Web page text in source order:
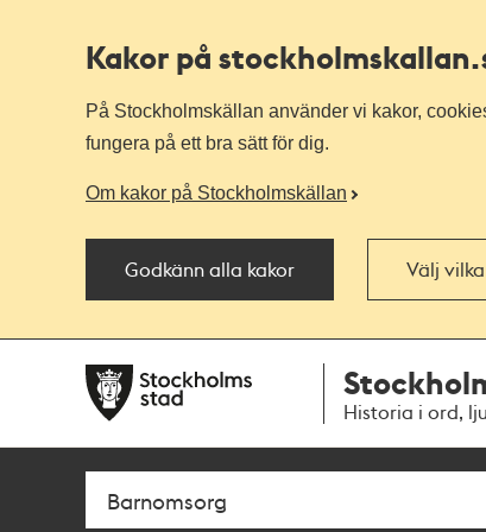
Kakor på stockholmskallan
På Stockholmskällan använder vi kakor,
fungera på ett bra sätt för dig.
Om kakor på Stockholmskällan
Godkänn alla kakor Välj
navigationen
huvudinnehållet
Historia i ord,
Sök